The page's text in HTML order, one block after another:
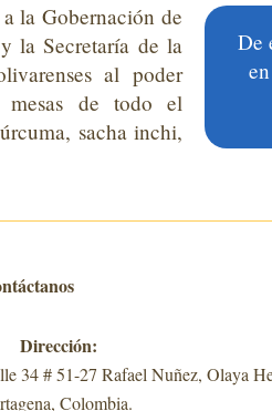
la Gobernación de
y la Secretaría de la
al poder
mesas de todo el
sacha inchi,
De
Dirección:
34 # 51-27 Rafael Nuñez, Olaya
Colombia.